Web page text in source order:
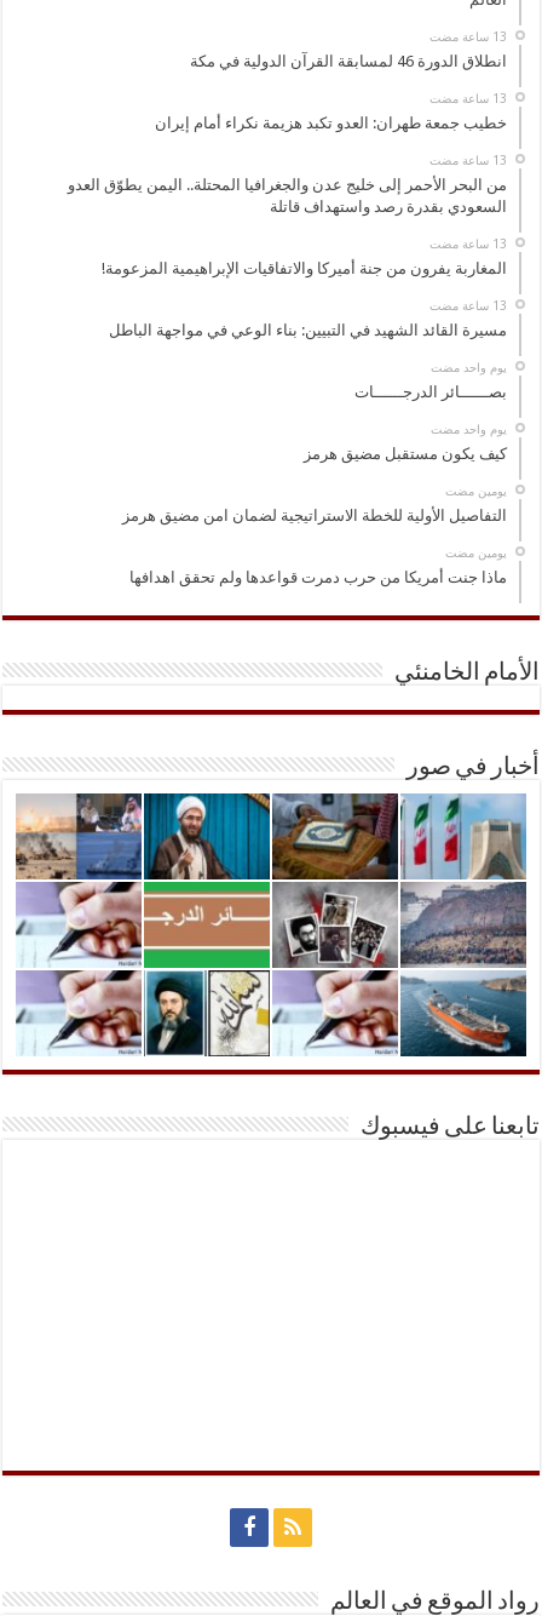
انطلاق الدورة 46 لمسابقة القرآن الدولية في مكة
خطيب جمعة طهران: العدو تكبد هزيمة نكراء أمام إيران
من البحر الأحمر إلى خليج عدن والجغرافيا المحتلة.. اليمن يطوّق العدو
السعودي بقدرة رصد واستهداف قاتلة
المغاربة يفرون من جنة أميركا والاتفاقيات الإبراهيمية المزعومة!
مسيرة القائد الشهيد في التبيين: بناء الوعي في مواجهة الباطل
‏يوم واحد مضت
بصــــــائر الدرجــــــات
‏يوم واحد مضت
كيف يكون مستقبل مضيق هرمز
‏يومين مضت
التفاصيل الأولية للخطة الاستراتيجية لضمان امن مضيق هرمز
‏يومين مضت
ماذا جنت أمريكا من حرب دمرت قواعدها ولم تحقق اهدافها
الأمام الخامنئي
أخبار في صور
تابعنا على فيسبوك
رواد الموقع في العالم